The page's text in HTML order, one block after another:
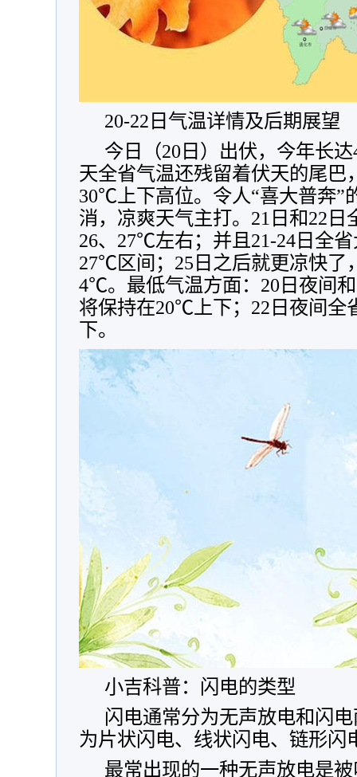
20-22日气温详情及后期展望
今日（20日）出伏，今年长
天全省气温还残留着伏天的尾巴
30℃上下高位。令人“喜大普奔”
消，凉爽天气主打。21日和22日
26、27℃左右；并且21-24日全
27℃区间；25日之后就更凉快了
4℃。最低气温方面：20日夜间
将保持在20℃上下；22日夜间
下。
小吉科普：闪电的类型
闪电通常分为无声放电和闪
为片状闪电、线状闪电、链形闪
最常出现的一种无声放电是